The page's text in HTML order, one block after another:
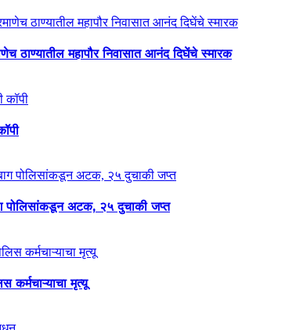
ठाण्यातील महापौर निवासात आनंद दिघेंचे स्मारक
पोलिसांकडून अटक, २५ दुचाकी जप्त
कर्मचाऱ्याचा मृत्यू